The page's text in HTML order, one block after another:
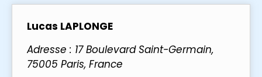
Lucas LAPLONGE
Adresse : 17 Boulevard Saint-Germain,
75005 Paris, France